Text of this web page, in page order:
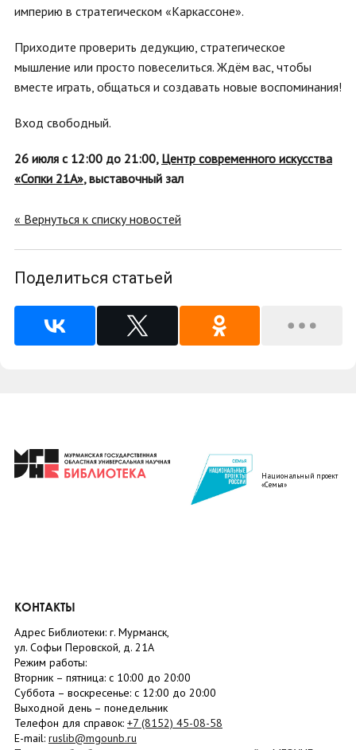
империю в стратегическом «Каркассоне».
Приходите проверить дедукцию, стратегическое
мышление или просто повеселиться. Ждём вас, чтобы
вместе играть, общаться и создавать новые воспоминания!
Вход свободный.
26 июля с 12:00 до 21:00, Центр современного искусства
«Сопки 21А», выставочный зал
« Вернуться к списку новостей
Поделиться статьей
Национальный проект
«Семья»
КОНТАКТЫ
Адрес Библиотеки: г. Мурманск,
ул. Софьи Перовской, д. 21А
Режим работы:
Вторник – пятница: с 10:00 до 20:00
Суббота – воскресенье: c 12:00 до 20:00
Выходной день – понедельник
Телефон для справок: +7 (8152) 45-08-58
E-mail: ruslib@mgounb.ru